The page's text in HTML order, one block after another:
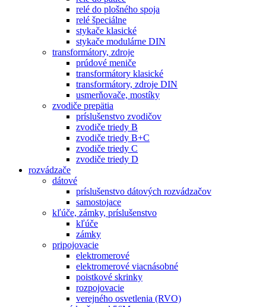
relé do plošného spoja
relé špeciálne
stykače klasické
stykače modulárne DIN
transformátory, zdroje
prúdové meniče
transformátory klasické
transformátory, zdroje DIN
usmerňovače, mostíky
zvodiče prepätia
príslušenstvo zvodičov
zvodiče triedy B
zvodiče triedy B+C
zvodiče triedy C
zvodiče triedy D
rozvádzače
dátové
príslušenstvo dátových rozvádzačov
samostojace
kľúče, zámky, príslušenstvo
kľúče
zámky
pripojovacie
elektromerové
elektromerové viacnásobné
poistkové skrinky
rozpojovacie
verejného osvetlenia (RVO)